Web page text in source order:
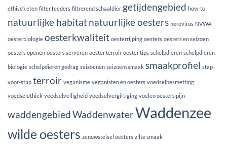
ethisch eten filter feeders filtrerend schaaldier getijdengebied how-to
natuurlijke habitatnatuurlijke oesters norovirus NVWA
oesterbiologie oesterkwaliteit oesterrijping oesters oesters en seizoen
oesters openen oesters serveren oester terroir oester tips schelpdieren schelpdieren
biologie schelpdieren gedrag seizoenen seizoenssmaak smaakprofiel stap-
voor-stap terroir veganisme veganisten en oesters voedselbesmetting
voedselethiek voedselveiligheid voedselvergiftiging voelen oesters pijn
waddengebiedWaddenwaterWaddenzee
wilde oesters zenuwstelsel oesters zilte smaak